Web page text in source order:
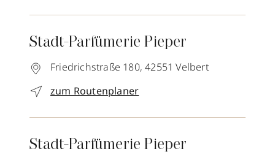
Stadt-Parfümerie Pieper
Friedrichstraße 180, 42551 Velbert
zum Routenplaner
Stadt-Parfümerie Pieper